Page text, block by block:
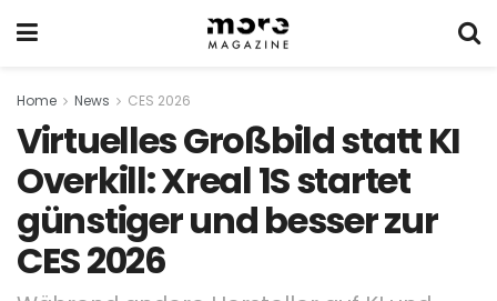
Home News CES 2026
Virtuelles Großbild statt KI
Overkill: Xreal 1S startet
günstiger und besser zur
CES 2026